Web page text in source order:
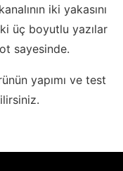
iki yakasını
üç boyutlu yazılar
sayesinde.
yapımı ve test